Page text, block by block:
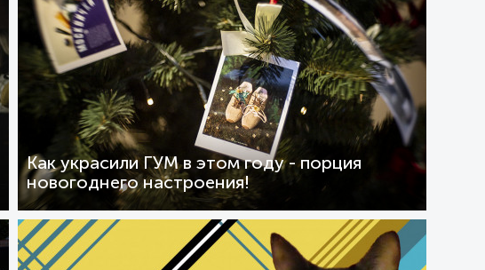
Как украсили ГУМ в этом году - порция
новогоднего настроения!